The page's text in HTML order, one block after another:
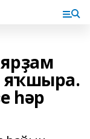
яҡшыра.
һәр